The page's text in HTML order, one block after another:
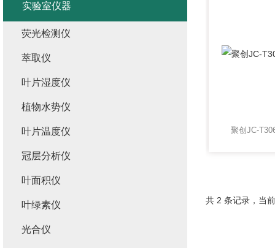
聚创JC-
共 2 条记录，当
实验室仪器
荧光检测仪
萃取仪
叶片湿度仪
植物水势仪
叶片温度仪
冠层分析仪
叶面积仪
叶绿素仪
光合仪